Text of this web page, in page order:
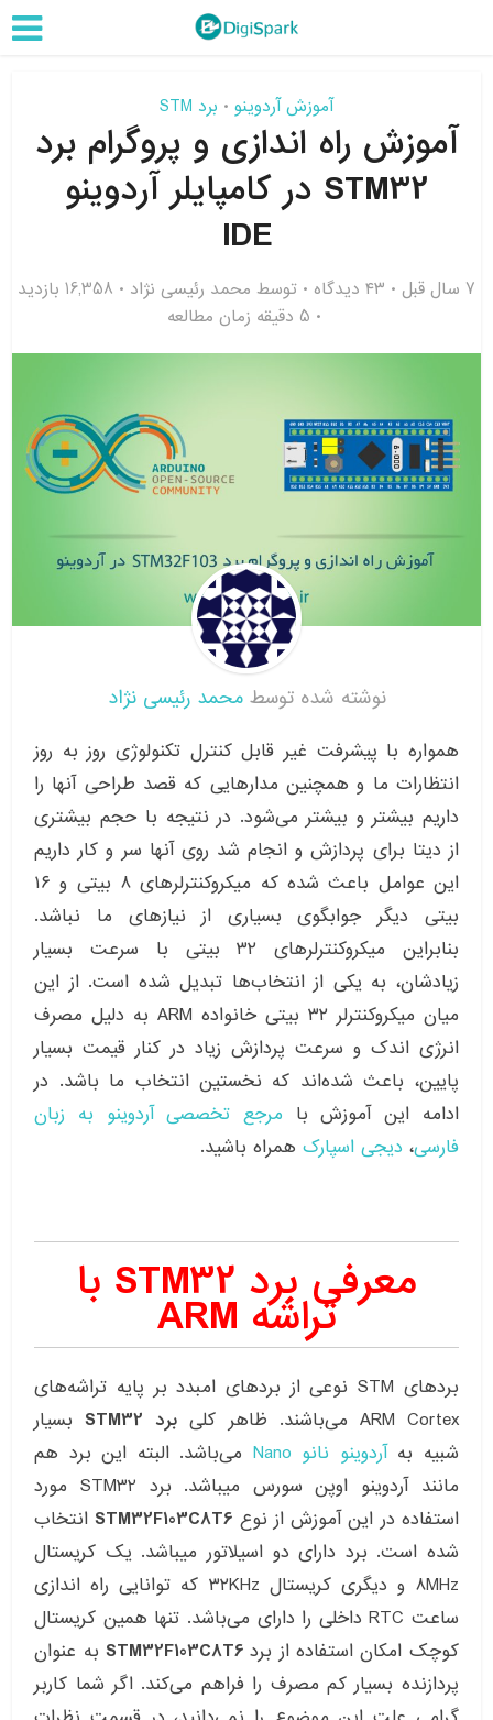
آموزش آردوینو • برد STM
آموزش راه اندازی و پروگرام برد
STM32 در کامپایلر آردوینو
IDE
7 سال قبل ۴۳ دیدگاه توسط محمد رئیسی نژاد
16,358 بازدید
5 دقیقه زمان مطالعه
نوشته شده توسطمحمد رئیسی نژاد
همواره با پیشرفت غیر قابل کنترل تکنولوژی روز به روز
انتظارات ما و همچنین مدارهایی که قصد طراحی آنها را
داریم بیشتر و بیشتر می‌شود. در نتیجه با حجم بیشتری
از دیتا برای پردازش و انجام شد روی آنها سر و کار داریم
این عوامل باعث شده که میکروکنترلرهای ۸ بیتی و ۱۶
بیتی دیگر جوابگوی بسیاری از نیازهای ما نباشد.
بنابراین میکروکنترلرهای ۳۲ بیتی با سرعت بسیار
زیادشان، به یکی از انتخاب‌ها تبدیل شده است. از این
میان میکروکنترلر ۳۲ بیتی خانواده‌ ARM به دلیل مصرف
انرژی اندک و سرعت پردازش زیاد در کنار قیمت بسیار
پایین، باعث شده‌اند که نخستین انتخاب ما باشد. در
ادامه این آموزش با مرجع تخصصی آردوینو به زبان
فارسی، دیجی اسپارک همراه باشید.
معرفی برد STM32 با
تراشه ARM
بردهای STM نوعی از بردهای امبدد بر پایه تراشه‌های
ARM Cortex می‌باشند. ظاهر کلی
برد STM32
بسیار
شبیه بهآردوینو نانو Nano
می‌باشد. البته این برد هم
مانند آردوینو اوپن سورس میباشد. برد STM32 مورد
استفاده در این آموزش از نوع STM32F103C8T6انتخاب
شده است. برد دارای دو اسیلاتور میباشد. یک کریستال
۸MHz و دیگری کریستال ۳۲KHz که توانایی راه اندازی
ساعت RTC داخلی را دارای می‌باشد. تنها همین کریستال
کوچک امکان استفاده از بردSTM32F103C8T6 به عنوان
پردازنده بسیار کم مصرف را فراهم می‌کند. اگر شما کاربر